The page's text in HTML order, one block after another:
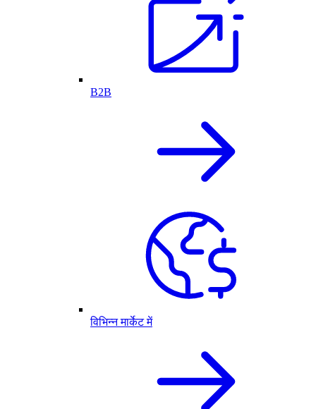
B2B
विभिन्न मार्केट में